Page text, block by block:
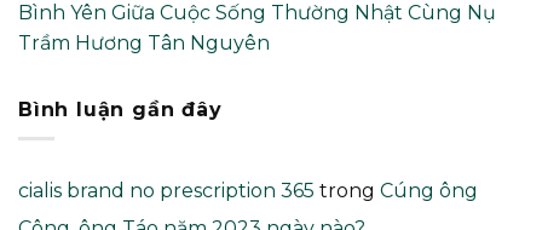
Bình Yên Giữa Cuộc Sống Thường Nhật Cùng Nụ
Trầm Hương Tân Nguyên
Bình luận gần đây
cialis brand no prescription 365 trong Cúng ông